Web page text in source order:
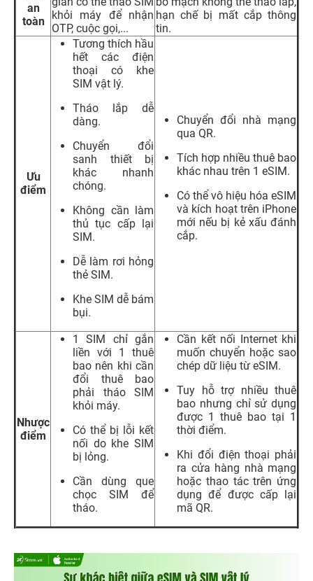
an
toàn
khỏi máy để nhận
OTP, cuộc gọi,...
hạn chế bị mất cắp thông
tin.
Ưu
điểm
Tương thích hầu
hết các điện
thoại có khe
SIM vật lý.
Tháo lắp dễ
dàng.
Chuyển đổi
sanh thiết bị
khác nhanh
chóng.
Không cần làm
thủ tục cấp lại
SIM.
Dễ làm rơi hỏng
thẻ SIM.
Khe SIM dễ bám
bụi.
Chuyển đổi nhà mạng
qua QR.
Tích hợp nhiều thuê bao
khác nhau trên 1 eSIM.
Có thể vô hiệu hóa eSIM
và kích hoạt trên iPhone
mới nếu bị kẻ xấu đánh
cắp.
Nhược
điểm
1 SIM chỉ gắn
liền với 1 thuê
bao nên khi cần
đổi thuê bao
phải tháo SIM
khỏi máy.
Có thể bị lỗi kết
nối do khe SIM
bị lỏng.
Cần dùng que
chọc SIM để
tháo.
Cần kết nối Internet khi
muốn chuyển hoặc sao
chép dữ liệu từ eSIM.
Tuy hỗ trợ nhiều thuê
bao nhưng chỉ sử dụng
được 1 thuê bao tại 1
thời điểm.
Khi đổi điện thoại phải
ra cửa hàng nhà mạng
hoặc thao tác trên ứng
dụng để được cấp lại
mã QR.